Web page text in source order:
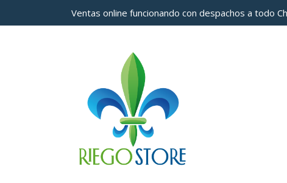
Ventas online funcionando con despachos a todo